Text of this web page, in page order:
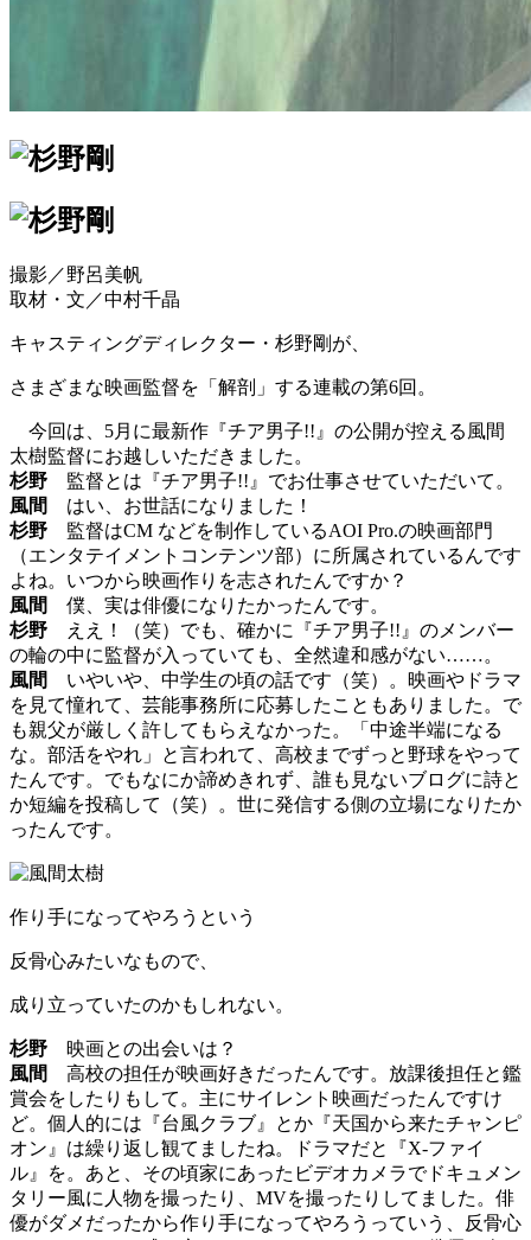
撮影／野呂美帆
取材・文／中村千晶
キャスティングディレクター・杉野剛が、
さまざまな映画監督を「解剖」する連載の第6回。
今回は、5月に最新作『チア男子!!』の公開が控える風間
太樹監督にお越しいただきました。
杉野 監督とは『チア男子!!』でお仕事させていただいて。
風間
はい、お世話になりました！
杉野 監督はCM などを制作しているAOI Pro.の映画部門
（エンタテイメントコンテンツ部）に所属されているんです
よね。いつから映画作りを志されたんですか？
風間
僕、実は俳優になりたかったんです。
杉野 ええ！（笑）でも、確かに『チア男子!!』のメンバー
の輪の中に監督が入っていても、全然違和感がない……。
風間
いやいや、中学生の頃の話です（笑）。映画やドラマ
を見て憧れて、芸能事務所に応募したこともありました。で
も親父が厳しく許してもらえなかった。「中途半端になる
な。部活をやれ」と言われて、高校までずっと野球をやって
たんです。でもなにか諦めきれず、誰も見ないブログに詩と
か短編を投稿して（笑）。世に発信する側の立場になりたか
ったんです。
作り手になってやろうという
反骨心みたいなもので、
成り立っていたのかもしれない。
杉野 映画との出会いは？
風間
高校の担任が映画好きだったんです。放課後担任と鑑
賞会をしたりもして。主にサイレント映画だったんですけ
ど。個人的には『台風クラブ』とか『天国から来たチャンピ
オン』は繰り返し観てましたね。ドラマだと『X-ファイ
ル』を。あと、その頃家にあったビデオカメラでドキュメン
タリー風に人物を撮ったり、MVを撮ったりしてました。俳
優がダメだったから作り手になってやろうっていう、反骨心